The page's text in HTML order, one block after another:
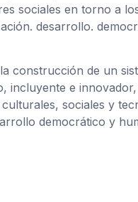
sociales en torno a
desarrollo.
construcción de un
incluyente e
sociales y
democrático y